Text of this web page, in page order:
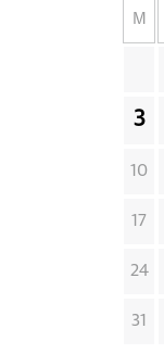
M
3
10
17
24
31